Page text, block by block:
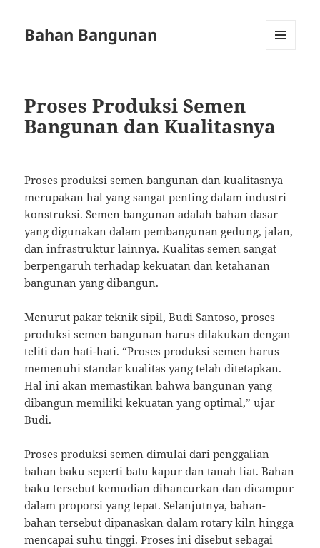
Bahan Bangunan
Proses Produksi Semen
Bangunan dan Kualitasnya
Proses produksi semen bangunan dan kualitasnya
merupakan hal yang sangat penting dalam industri
konstruksi. Semen bangunan adalah bahan dasar
yang digunakan dalam pembangunan gedung, jalan,
dan infrastruktur lainnya. Kualitas semen sangat
berpengaruh terhadap kekuatan dan ketahanan
bangunan yang dibangun.
Menurut pakar teknik sipil, Budi Santoso, proses
produksi semen bangunan harus dilakukan dengan
teliti dan hati-hati. “Proses produksi semen harus
memenuhi standar kualitas yang telah ditetapkan.
Hal ini akan memastikan bahwa bangunan yang
dibangun memiliki kekuatan yang optimal,” ujar
Budi.
Proses produksi semen dimulai dari penggalian
bahan baku seperti batu kapur dan tanah liat. Bahan
baku tersebut kemudian dihancurkan dan dicampur
dalam proporsi yang tepat. Selanjutnya, bahan-
bahan tersebut dipanaskan dalam rotary kiln hingga
mencapai suhu tinggi. Proses ini disebut sebagai